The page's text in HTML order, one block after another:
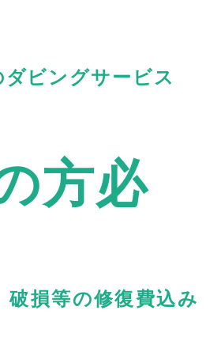
ダビングサービス
方必
破損等の修復費込み